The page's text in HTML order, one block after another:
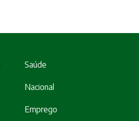
Saúde
Nacional
Emprego